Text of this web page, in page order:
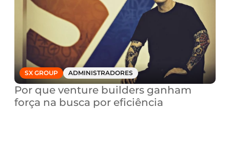
SX GROUP ADMINISTRADORES
Por que venture builders ganham
força na busca por eficiência